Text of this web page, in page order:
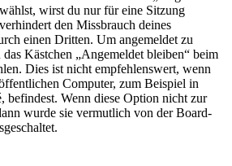
wirst du nur für eine Sitzung
den Missbrauch deines
einen Dritten. Um angemeldet zu
Kästchen „Angemeldet bleiben“ beim
Dies ist nicht empfehlenswert, wenn
Computer, zum Beispiel in
befindest. Wenn diese Option nicht zur
wurde sie vermutlich von der Board-